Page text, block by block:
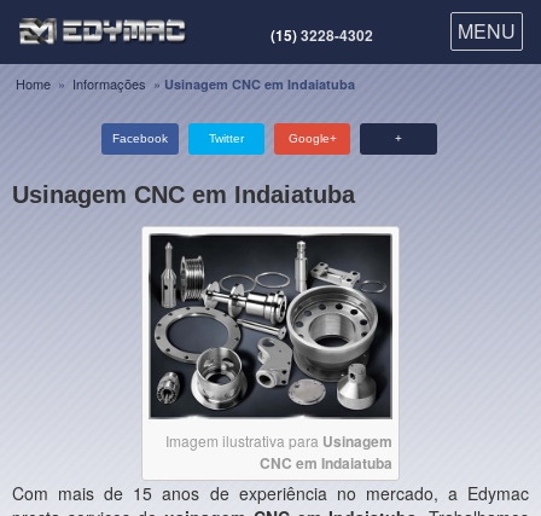
MENU
MENU
(15)3228-4302
Home » Informações » Usinagem CNC em Indaiatuba
Facebook Twitter Google+ +
Usinagem CNC em Indaiatuba
Imagem ilustrativa para Usinagem
CNC em Indaiatuba
Com mais de 15 anos de experiência no mercado, a Edymac